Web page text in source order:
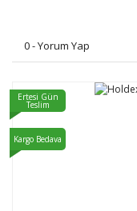
0 - Yorum Yap
Ertesi Gün
Teslim
Kargo Bedava